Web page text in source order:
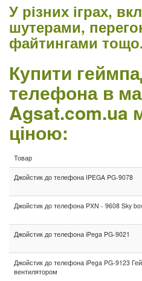
У різних іграх,
шутерами,
файтингами
Купити
телефона в
Agsat.com.ua
ціною:
Товар
Джойстик до телефона IPEGA PG-9078
Джойстик до телефона PXN - 9608 Sky
Джойстик до телефона iPega PG-9021
Джойстик до телефона iPega PG-9123
вентилятором